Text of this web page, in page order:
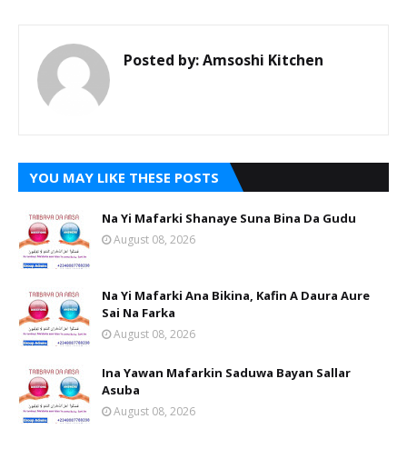
Posted by:Amsoshi Kitchen
YOU MAY LIKE THESE POSTS
Na Yi Mafarki Shanaye Suna Bina Da Gudu
August 08, 2026
Na Yi Mafarki Ana Bikina, Kafin A Daura Aure
Sai Na Farka
August 08, 2026
Ina Yawan Mafarkin Saduwa Bayan Sallar
Asuba
August 08, 2026